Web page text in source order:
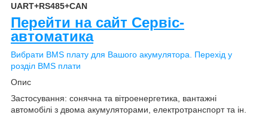
UART+RS485+CAN
Перейти на сайт Сервіс-
автоматика
Вибрати BMS плату для Вашого акумулятора. Перехід у
розділ BMS плати
Опис
Застосування: сонячна та вітроенергетика, вантажні
автомобілі з двома акумуляторами, електротранспорт та ін.